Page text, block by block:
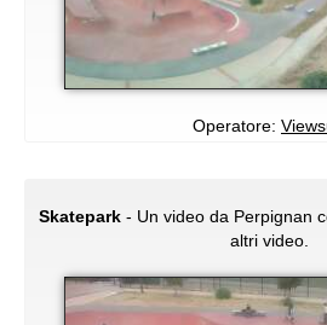
Operatore:
Skatepark - Un video da Perpignan
altri video.